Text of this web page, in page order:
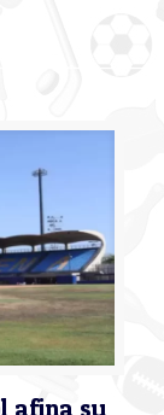
afina su